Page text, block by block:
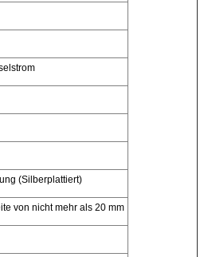
(Silberplattiert)
von nicht mehr als 20 mm